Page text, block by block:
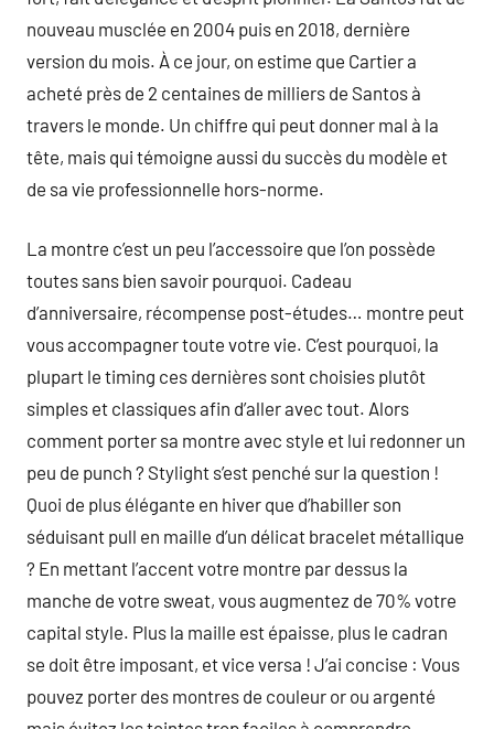
nouveau musclée en 2004 puis en 2018, dernière
version du mois. À ce jour, on estime que Cartier a
acheté près de 2 centaines de milliers de Santos à
travers le monde. Un chiffre qui peut donner mal à la
tête, mais qui témoigne aussi du succès du modèle et
de sa vie professionnelle hors-norme.
La montre c’est un peu l’accessoire que l’on possède
toutes sans bien savoir pourquoi. Cadeau
d’anniversaire, récompense post-études… montre peut
vous accompagner toute votre vie. C’est pourquoi, la
plupart le timing ces dernières sont choisies plutôt
simples et classiques afin d’aller avec tout. Alors
comment porter sa montre avec style et lui redonner un
peu de punch ? Stylight s’est penché sur la question !
Quoi de plus élégante en hiver que d’habiller son
séduisant pull en maille d’un délicat bracelet métallique
? En mettant l’accent votre montre par dessus la
manche de votre sweat, vous augmentez de 70% votre
capital style. Plus la maille est épaisse, plus le cadran
se doit être imposant, et vice versa ! J’ai concise : Vous
pouvez porter des montres de couleur or ou argenté